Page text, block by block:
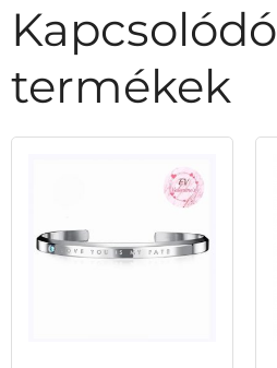
Kapcsolódó
termékek